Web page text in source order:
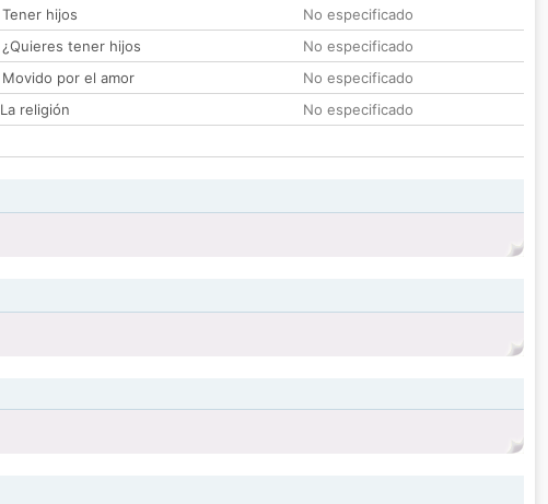
Tener hijos
No especificado
¿Quieres tener hijos
No especificado
Movido por el amor
No especificado
La religión
No especificado